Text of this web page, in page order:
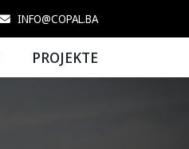
INFO@COPAL.BA
PROJEKTE